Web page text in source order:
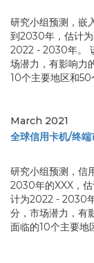
研究小组预测，嵌
到2030年，估计
2022 - 2030年。
场潜力，有影响力
10个主要地区和
March 2021
全球信用卡机/终
研究小组预测，信
2030年的XXX，
计为2022 - 2030
分，市场潜力，有
面临的10个主要